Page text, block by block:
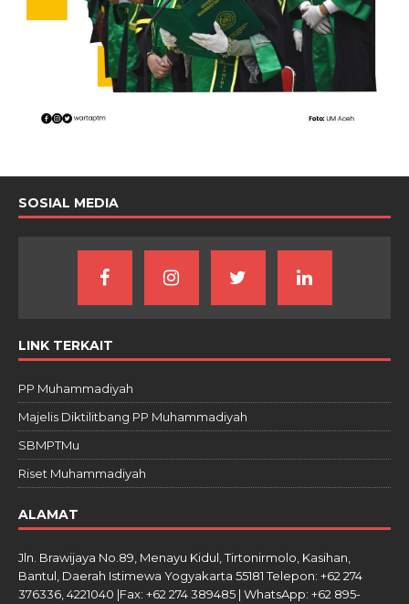
SOSIAL MEDIA
LINK TERKAIT
PP Muhammadiyah
Majelis Diktilitbang PP Muhammadiyah
SBMPTMu
Riset Muhammadiyah
ALAMAT
Jln. Brawijaya No.89, Menayu Kidul, Tirtonirmolo, Kasihan,
Bantul, Daerah Istimewa Yogyakarta 55181 Telepon: +62 274
376336, 4221040 |Fax: +62 274 389485 | WhatsApp: +62 895-